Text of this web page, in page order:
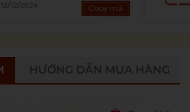
12/12/2024 Copy mã
HƯỚNG DẪN MUA HÀNG